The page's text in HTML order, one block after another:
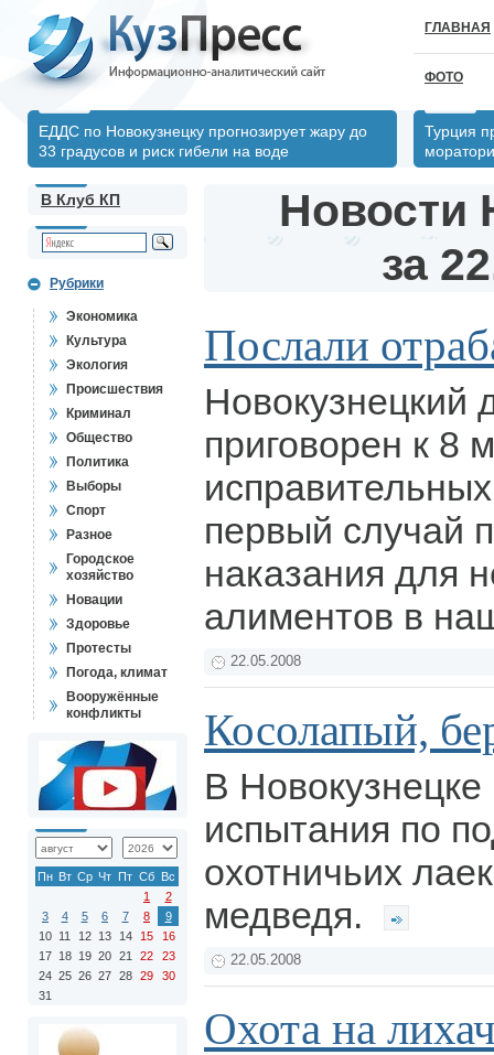
ГЛАВНАЯ
ФОТО
ЕДДС по Новокузнецку прогнозирует жару до
33 градусов и риск гибели на воде
Турция
В Клуб КП
Рубрики
Экономика
Культура
Экология
Происшествия
Криминал
Общество
Политика
Выборы
Спорт
Разное
Городское
хозяйство
Новации
Здоровье
Протесты
Погода, климат
Вооружённые
конфликты
Пн Вт Ср Чт Пт Сб Вс
1
2
3
4 5 6 7 8
9
10 11 12 13 14 15
16
17 18 19 20 21 22
23
24 25 26 27 28 29
30
31
Новости
за
Послали
Новокузнецкий
приговорен к 8
первый случай
наказания для
алиментов в
22.05.2008
Косолапый,
В
испытания по
охотничьих
медведя.
22.05.2008
Охота на